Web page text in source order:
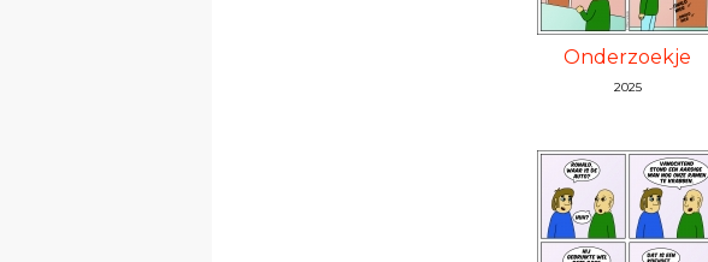
Onderzoekje
2025